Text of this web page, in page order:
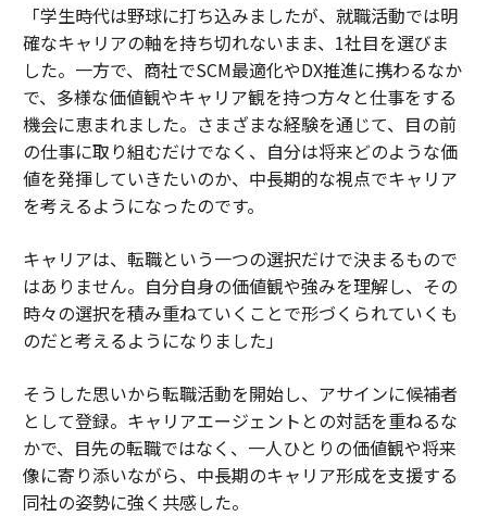
「学生時代は野球に打ち込みましたが、就職活動では明
確なキャリアの軸を持ち切れないまま、1社目を選びま
した。一方で、商社でSCM最適化やDX推進に携わるなか
で、多様な価値観やキャリア観を持つ方々と仕事をする
機会に恵まれました。さまざまな経験を通じて、目の前
の仕事に取り組むだけでなく、自分は将来どのような価
値を発揮していきたいのか、中長期的な視点でキャリア
を考えるようになったのです。
キャリアは、転職という一つの選択だけで決まるもので
はありません。自分自身の価値観や強みを理解し、その
時々の選択を積み重ねていくことで形づくられていくも
のだと考えるようになりました」
そうした思いから転職活動を開始し、アサインに候補者
として登録。キャリアエージェントとの対話を重ねるな
かで、目先の転職ではなく、一人ひとりの価値観や将来
像に寄り添いながら、中長期のキャリア形成を支援する
同社の姿勢に強く共感した。